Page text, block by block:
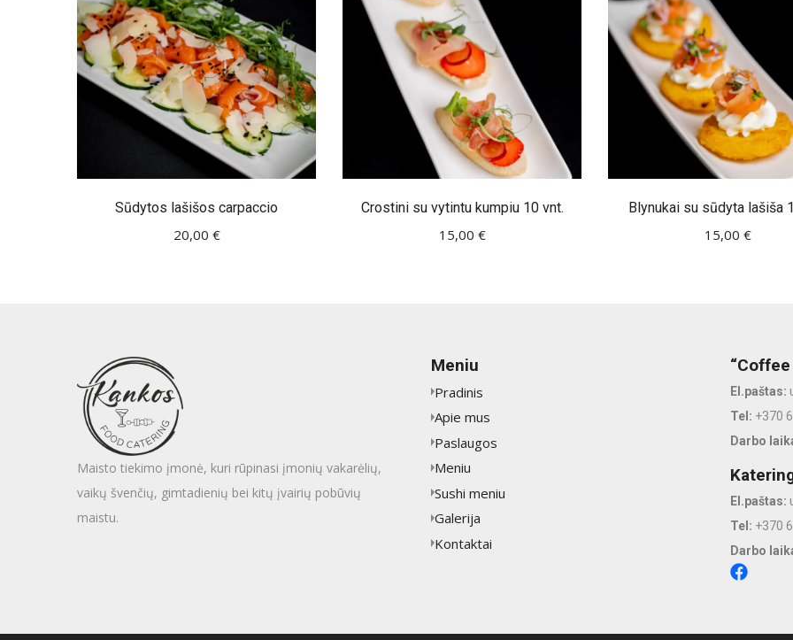
Sūdytos lašišos carpaccio
20,00 €
Crostini su vytintu kumpiu 10 vnt.
15,00 €
Blynukai su sūdyta lašiša
15,00 €
Maisto tiekimo įmonė, kuri rūpinasi įmonių vakarėlių,
vaikų švenčių, gimtadienių bei kitų įvairių pobūvių
maistu.
Meniu
Pradinis
Apie mus
Paslaugos
Meniu
Sushi meniu
Galerija
Kontaktai
El.paštas:
Tel: +370
Darbo
El.paštas:
Tel: +370
Darbo